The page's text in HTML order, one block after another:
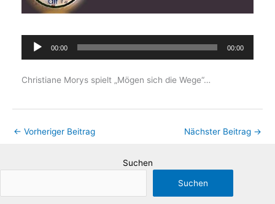
Audio-
Player
00:00 00:00
Christiane Morys spielt „Mögen sich die Wege“…
← Vorheriger Beitrag Nächster Beitrag →
Suchen
Suchen